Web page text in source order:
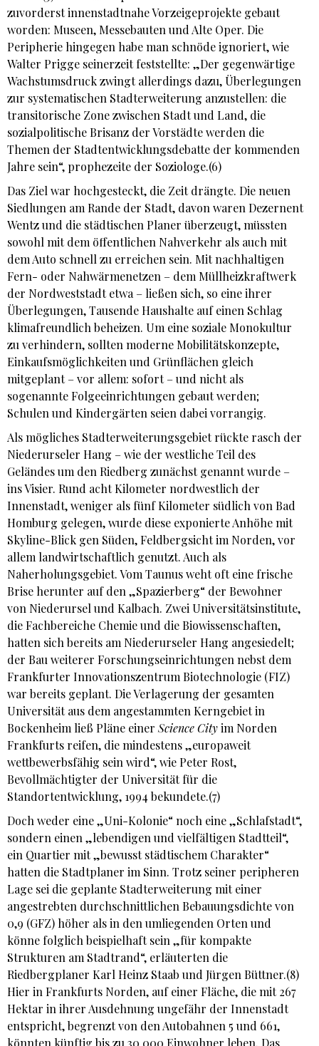
zuvorderst innenstadtnahe Vorzeigeprojekte gebaut
worden: Museen, Messebauten und Alte Oper. Die
Peripherie hingegen habe man schnöde ignoriert, wie
Walter Prigge seinerzeit feststellte: „Der gegenwärtige
Wachstumsdruck zwingt allerdings dazu, Überlegungen
zur systematischen Stadterweiterung anzustellen: die
transitorische Zone zwischen Stadt und Land, die
sozialpolitische Brisanz der Vorstädte werden die
Themen der Stadtentwicklungsdebatte der kommenden
Jahre sein“, prophezeite der Soziologe.(6)
Das Ziel war hochgesteckt, die Zeit drängte. Die neuen
Siedlungen am Rande der Stadt, davon waren Dezernent
Wentz und die städtischen Planer überzeugt, müssten
sowohl mit dem öffentlichen Nahverkehr als auch mit
dem Auto schnell zu erreichen sein. Mit nachhaltigen
Fern- oder Nahwärmenetzen – dem Müllheizkraftwerk
der Nordweststadt etwa – ließen sich, so eine ihrer
Überlegungen, Tausende Haushalte auf einen Schlag
klimafreundlich beheizen. Um eine soziale Monokultur
zu verhindern, sollten moderne Mobilitätskonzepte,
Einkaufsmöglichkeiten und Grünflächen gleich
mitgeplant – vor allem: sofort – und nicht als
sogenannte Folgeeinrichtungen gebaut werden;
Schulen und Kindergärten seien dabei vorrangig.
Als mögliches Stadterweiterungsgebiet rückte rasch der
Niederurseler Hang – wie der westliche Teil des
Geländes um den Riedberg zunächst genannt wurde –
ins Visier. Rund acht Kilometer nordwestlich der
Innenstadt, weniger als fünf Kilometer südlich von Bad
Homburg gelegen, wurde diese exponierte Anhöhe mit
Skyline-Blick gen Süden, Feldbergsicht im Norden, vor
allem landwirtschaftlich genutzt. Auch als
Naherholungsgebiet. Vom Taunus weht oft eine frische
Brise herunter auf den „Spazierberg“ der Bewohner
von Niederursel und Kalbach. Zwei Universitätsinstitute,
die Fachbereiche Chemie und die Biowissenschaften,
hatten sich bereits am Niederurseler Hang angesiedelt;
der Bau weiterer Forschungseinrichtungen nebst dem
Frankfurter Innovationszentrum Biotechnologie (FIZ)
war bereits geplant. Die Verlagerung der gesamten
Universität aus dem angestammten Kerngebiet in
Bockenheim ließ Pläne einer Science Cityim Norden
Frankfurts reifen, die mindestens „europaweit
wettbewerbsfähig sein wird“, wie Peter Rost,
Bevollmächtigter der Universität für die
Standortentwicklung, 1994 bekundete.(7)
Doch weder eine „Uni-Kolonie“ noch eine „Schlafstadt“,
sondern einen „lebendigen und vielfältigen Stadtteil“,
ein Quartier mit „bewusst städtischem Charakter“
hatten die Stadtplaner im Sinn. Trotz seiner peripheren
Lage sei die geplante Stadterweiterung mit einer
angestrebten durchschnittlichen Bebauungsdichte von
0,9 (GFZ) höher als in den umliegenden Orten und
könne folglich beispielhaft sein „für kompakte
Strukturen am Stadtrand“, erläuterten die
Riedbergplaner Karl Heinz Staab und Jürgen Büttner.(8)
Hier in Frankfurts Norden, auf einer Fläche, die mit 267
Hektar in ihrer Ausdehnung ungefähr der Innenstadt
entspricht, begrenzt von den Autobahnen 5 und 661,
könnten künftig bis zu 30 000 Einwohner leben. Das